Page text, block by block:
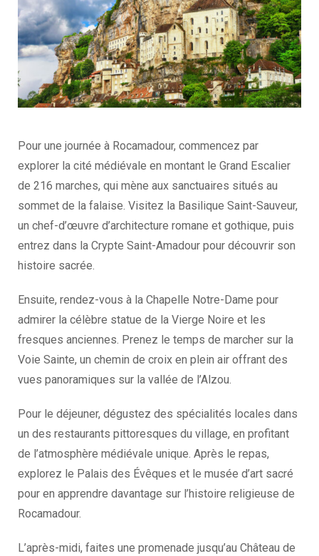
Pour une journée à Rocamadour, commencez par
explorer la cité médiévale en montant le Grand Escalier
de 216 marches, qui mène aux sanctuaires situés au
sommet de la falaise. Visitez la Basilique Saint-Sauveur,
un chef-d’œuvre d’architecture romane et gothique, puis
entrez dans la Crypte Saint-Amadour pour découvrir son
histoire sacrée.
Ensuite, rendez-vous à la Chapelle Notre-Dame pour
admirer la célèbre statue de la Vierge Noire et les
fresques anciennes. Prenez le temps de marcher sur la
Voie Sainte, un chemin de croix en plein air offrant des
vues panoramiques sur la vallée de l’Alzou.
Pour le déjeuner, dégustez des spécialités locales dans
un des restaurants pittoresques du village, en profitant
de l’atmosphère médiévale unique. Après le repas,
explorez le Palais des Évêques et le musée d’art sacré
pour en apprendre davantage sur l’histoire religieuse de
Rocamadour.
L’après-midi, faites une promenade jusqu’au Château de